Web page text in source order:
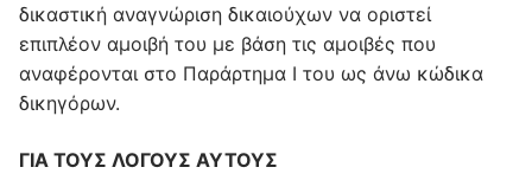
δικαστική αναγνώριση δικαιούχων να οριστεί
επιπλέον αμοιβή του με βάση τις αμοιβές που
αναφέρονται στο Παράρτημα Ι του ως άνω κώδικα
δικηγόρων.
ΓΙΑ ΤΟΥΣ ΛΟΓΟΥΣ ΑΥΤΟΥΣ